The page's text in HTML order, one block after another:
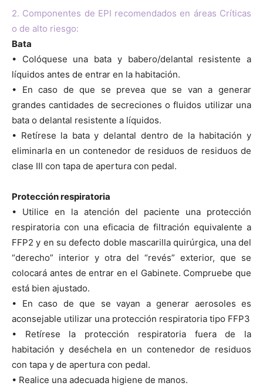
2. Componentes de EPI recomendados en áreas Críticas
o de alto riesgo:
Bata
• Colóquese una bata y babero/delantal resistente a
líquidos antes de entrar en la habitación.
• En caso de que se prevea que se van a generar
grandes cantidades de secreciones o fluidos utilizar una
bata o delantal resistente a líquidos.
• Retírese la bata y delantal dentro de la habitación y
eliminarla en un contenedor de residuos de residuos de
clase III con tapa de apertura con pedal.
Protección respiratoria
• Utilice en la atención del paciente una protección
respiratoria con una eficacia de filtración equivalente a
FFP2 y en su defecto doble mascarilla quirúrgica, una del
“derecho” interior y otra del “revés” exterior, que se
colocará antes de entrar en el Gabinete. Compruebe que
está bien ajustado.
• En caso de que se vayan a generar aerosoles es
aconsejable utilizar una protección respiratoria tipo FFP3
• Retírese la protección respiratoria fuera de la
habitación y deséchela en un contenedor de residuos
con tapa y de apertura con pedal.
• Realice una adecuada higiene de manos.